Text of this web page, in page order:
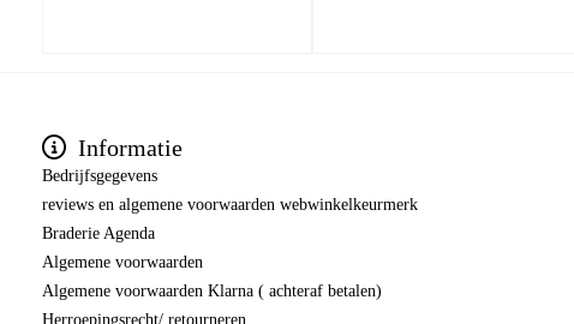
Informatie
Bedrijfsgegevens
reviews en algemene voorwaarden webwinkelkeurmerk
Braderie Agenda
Algemene voorwaarden
Algemene voorwaarden Klarna ( achteraf betalen)
Herroepingsrecht/ retourneren